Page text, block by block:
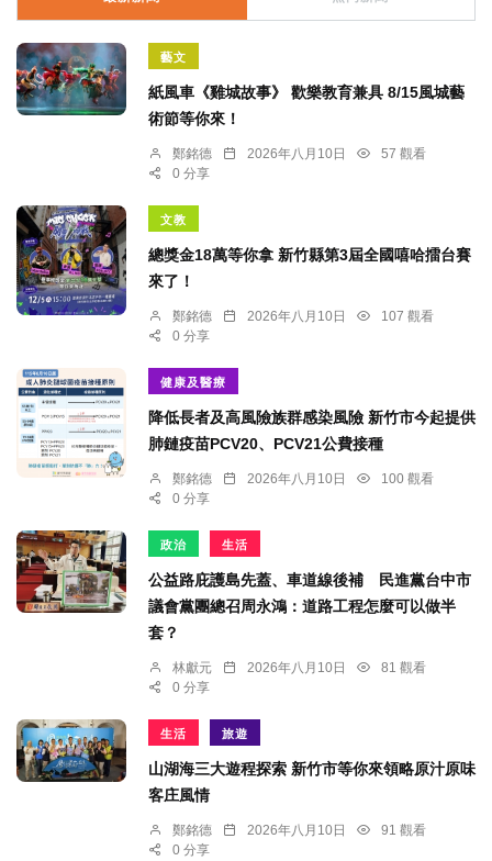
藝文
紙風車《雞城故事》 歡樂教育兼具 8/15風城藝
術節等你來！
鄭銘德 2026年八月10日
57 觀看
0 分享
文教
總獎金18萬等你拿 新竹縣第3屆全國嘻哈擂台賽
來了！
鄭銘德 2026年八月10日
107 觀看
0 分享
健康及醫療
降低長者及高風險族群感染風險 新竹市今起提供
肺鏈疫苗PCV20、PCV21公費接種
鄭銘德 2026年八月10日
100 觀看
0 分享
政治 生活
公益路庇護島先蓋、車道線後補 民進黨台中市
議會黨團總召周永鴻：道路工程怎麼可以做半
套？
林獻元 2026年八月10日
81 觀看
0 分享
生活 旅遊
山湖海三大遊程探索 新竹市等你來領略原汁原味
客庄風情
鄭銘德 2026年八月10日
91 觀看
0 分享